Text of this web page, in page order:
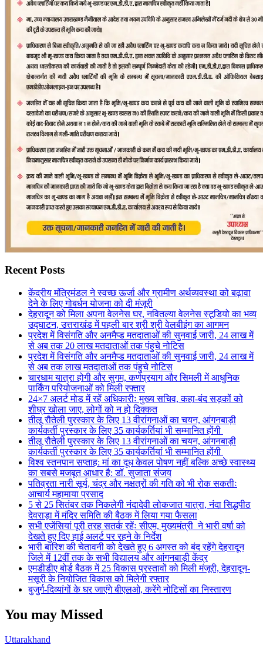
Recent Posts
केंद्रीय मंत्रिमंडल ने स्वच्छ ऊर्जा और ग्रामीण अर्थव्यवस्था को बढ़ावा
देने के लिए गोबर्धन योजना को दी मंजूरी
देहरादून को मिला अपना वेलनेस घर, नवितल्या वेलनेस स्टूडियो का भव्य
उद्घाटन, उत्तराखंड में पहली बार श्री श्री वेलबीइंग का आगमन
प्रदेश में विसंगति और अनमैप्ड मतदाताओं की सुनवाई जारी, 24 लाख में
से अब तक 20 लाख मतदाताओं तक पंहुचे नोटिस
प्रदेश में विसंगति और अनमैप्ड मतदाताओं की सुनवाई जारी, 24 लाख में
से अब तक लाख मतदाताओं तक पंहुचे नोटिस
चारधाम यात्रा होगी और सुगम, कर्णप्रयाग और सिमली में आधुनिक
पार्किंग परियोजनाओं को मिली रफ्तार
24×7 अलर्ट मोड में रहें अधिकारीः मुख्य सचिव, कहा-बंद सड़कों को
शीघ्र खोला जाए, लोगों को न हो दिक्कत
तीलू रौतेली पुरस्कार के लिए 13 वीरांगनाओं का चयन, आंगनबाड़ी
कार्यकर्ती पुरस्कार के लिए 35 कार्यकर्तियां भी सम्मानित होंगी
तीलू रौतेली पुरस्कार के लिए 13 वीरांगनाओं का चयन, आंगनबाड़ी
कार्यकर्ती पुरस्कार के लिए 35 कार्यकर्तियां भी सम्मानित होंगी
विश्व स्तनपान सप्ताह: मां का दूध केवल पोषण नहीं बल्कि अच्छे स्वास्थ्य
का सबसे मजबूत आधार है: डॉ. सुजाता संजय
पतिव्रता नारी सूर्य, चंद्र और नक्षत्रों की गति को भी रोक सकतीः
आचार्य महामाया प्रसाद
5 से 25 सितंबर तक निकलेगी नंदादेवी लोकजात यात्रा, नंदा सिद्धपीठ
देवराड़ा में मंदिर समिति की बैठक में लिया गया फैसला
सभी एजेंसियां पूरी तरह सतर्क रहेंः सीएम, मुख्यमंत्री ने भारी वर्षा को
देखते हुए दिए हाई अलर्ट पर रहने के निर्देश
भारी बारिश की चेतावनी को देखते हुए 6 अगस्त को बंद रहेंगे देहरादून
जिले में 12वीं तक के सभी विद्यालय और आंगनबाड़ी केंद्र
एमडीडीए बोर्ड बैठक में 25 विकास प्रस्तावों को मिली मंजूरी, देहरादून-
मसूरी के नियोजित विकास को मिलेगी रफ्तार
बुजुर्ग-दिव्यांगों के घर जाएंगे बीएलओ, करेंगे नोटिसों का निस्तारण
You may Missed
Uttarakhand